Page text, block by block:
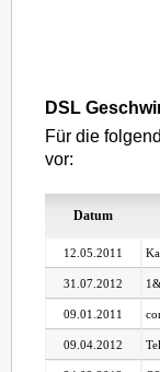
DSL
Für die
vor:
Datum
12.05.2011
31.07.2012
09.01.2011
09.04.2012